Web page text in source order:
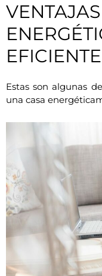
EFICIENTE
Estas son algunas
una casa